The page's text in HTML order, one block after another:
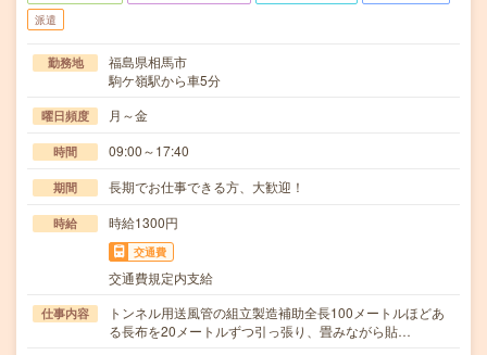
派遣
勤務地
福島県相馬市
駒ケ嶺駅から車5分
曜日頻度 月～金
時間 09:00～17:40
期間 長期でお仕事できる方、大歓迎！
時給 時給1300円
交通費
交通費規定内支給
仕事内容
トンネル用送風管の組立製造補助全長100メートルほどあ
る長布を20メートルずつ引っ張り、畳みながら貼…